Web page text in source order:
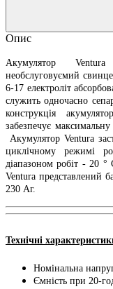
Опис
Акумулятор
необслуговуємий
6-17 електроліт
служить одночасно
конструкція
забезпечує
Акумулятор Ventura
циклічному режимі
діапазоном робіт - 20
Ventura представлений
230 Аг.
Технічні
Номінальна
Ємність при 20-